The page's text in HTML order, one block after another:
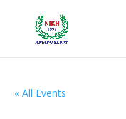
« All Events